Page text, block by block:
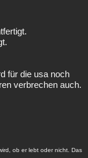
für die usa noch
verbrechen auch.
ob er lebt oder nicht. Das